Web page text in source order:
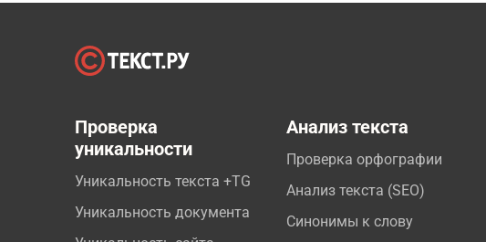
Проверка
уникальности
Уникальность текста +TG
Уникальность документа
Анализ текста
Проверка орфографии
Анализ текста (SEO)
Синонимы к слову